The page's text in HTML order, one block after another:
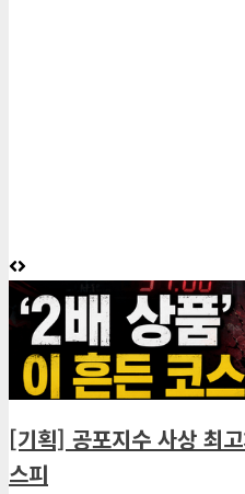
6 minutes read
게재된 글
편집장 칼럼
[기획] 공포지수 사상 최
스피